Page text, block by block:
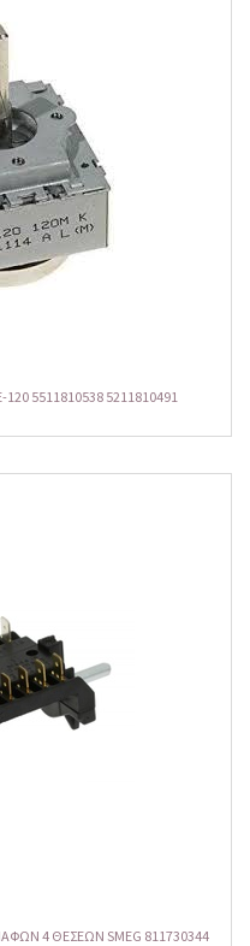
5511810538 5211810491
4 ΘΕΣΕΩΝ SMEG 811730344